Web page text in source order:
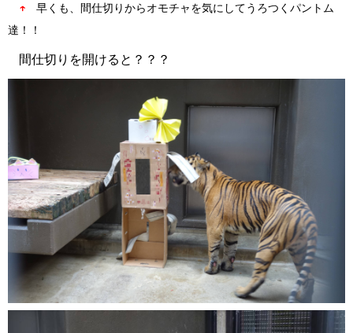
↑
早くも、間仕切りからオモチャを気にしてうろつくパントム
達！！
間仕切りを開けると？？？